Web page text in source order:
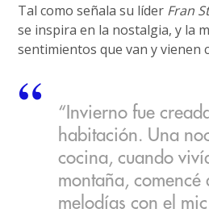
Tal como señala su líder Fran
se inspira en la nostalgia, y la
sentimientos que van y vienen
“Invierno fue
habitación. Una
cocina, cuando
montaña, comencé
melodías con el